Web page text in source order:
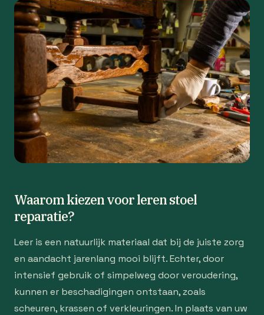
Waarom kiezen voor leren stoel
reparatie?
Leer is een natuurlijk materiaal dat bij de juiste zorg
en aandacht jarenlang mooi blijft. Echter, door
intensief gebruik of simpelweg door veroudering,
kunnen er beschadigingen ontstaan, zoals
scheuren, krassen of verkleuringen. In plaats van uw